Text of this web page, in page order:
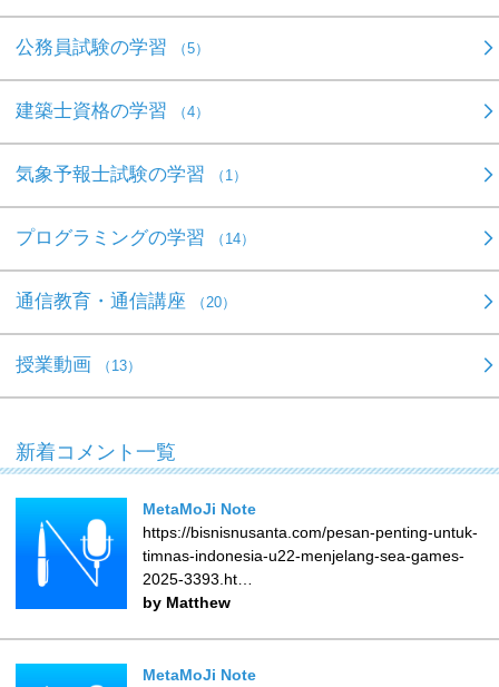
公務員試験の学習 （5）
建築士資格の学習 （4）
気象予報士試験の学習 （1）
プログラミングの学習 （14）
通信教育・通信講座 （20）
授業動画 （13）
新着コメント一覧
MetaMoJi Note
https://bisnisnusanta.com/pesan-penting-untuk-
timnas-indonesia-u22-menjelang-sea-games-
2025-3393.ht…
by Matthew
MetaMoJi Note